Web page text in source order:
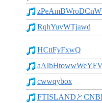
RqhYuvWTjawd
HCttFyFxwQ
cwwqybox
FTISLANDと